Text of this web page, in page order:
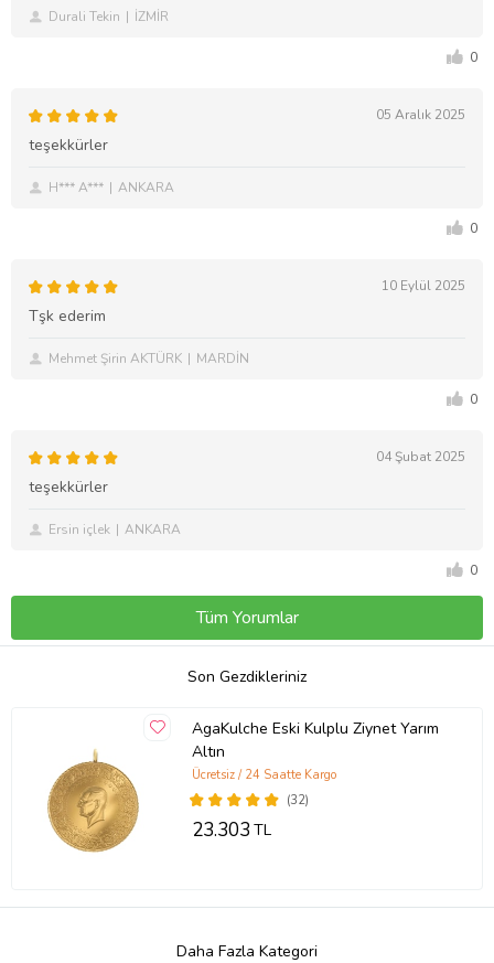
Durali Tekin İZMİR
0
05 Aralık 2025
teşekkürler
H*** A*** ANKARA
0
10 Eylül 2025
Tşk ederim
Mehmet Şirin AKTÜRK MARDİN
0
04 Şubat 2025
teşekkürler
Ersin içlek ANKARA
0
Tüm Yorumlar
Son Gezdikleriniz
AgaKulche Eski Kulplu Ziynet Yarım
Altın
(32)
Ücretsiz / 24 Saatte Kargo
23.303TL
Daha Fazla Kategori